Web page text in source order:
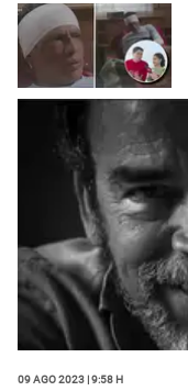
09 Ago 2023 | 9:58 h